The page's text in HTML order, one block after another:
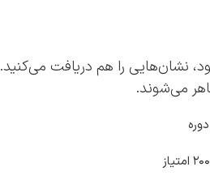
نشان‌هایی را هم دریافت می‌کنید.
می‌شوند.